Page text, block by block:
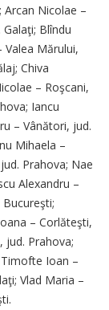
Arcan Nicolae –
Blîndu
Valea Mărului,
Chiva
– Roşcani,
Iancu
– Vânători, jud.
Mihaela –
Prahova; Nae
Alexandru –
– Corlăteşti,
jud. Prahova;
Timofte Ioan –
Vlad Maria –